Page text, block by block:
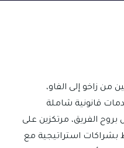
من زاخو إلى الفاو،
قانونية شاملة
الفريق، مرتكزين على
بشراكات استراتيجية مع